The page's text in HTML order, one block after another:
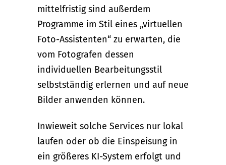
mittelfristig sind außerdem
Programme im Stil eines „virtuellen
Foto-Assistenten“ zu erwarten, die
vom Fotografen dessen
individuellen Bearbeitungsstil
selbstständig erlernen und auf neue
Bilder anwenden können.
Inwieweit solche Services nur lokal
laufen oder ob die Einspeisung in
ein größeres KI-System erfolgt und